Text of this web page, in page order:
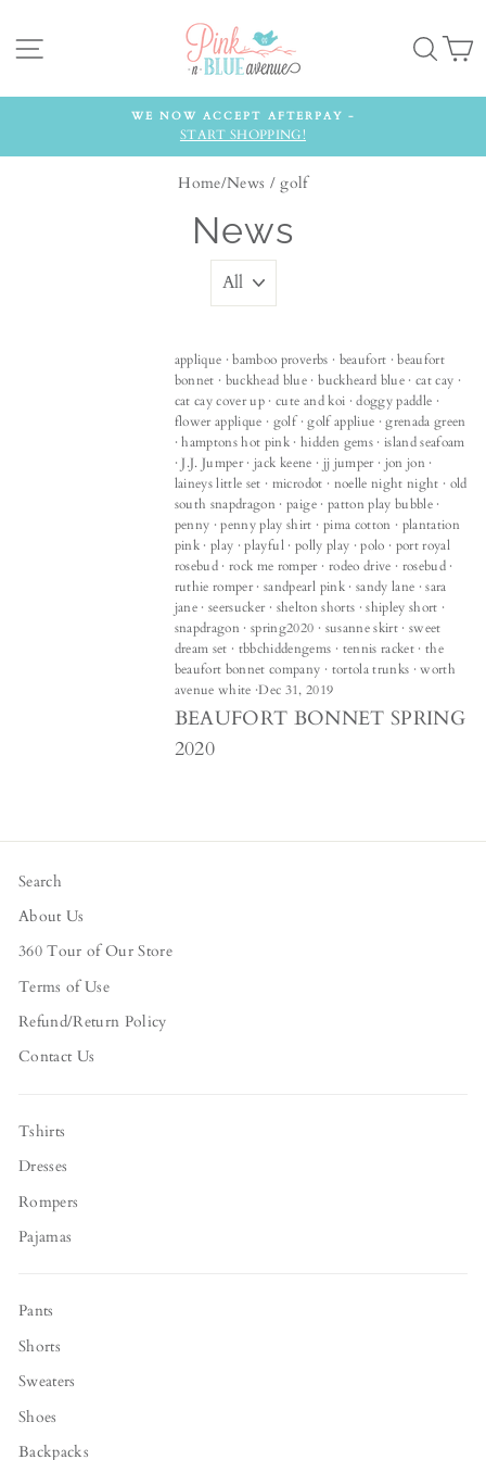
content
WE NOW ACCEPT AFTERPAY -
START SHOPPING!
Home/News / golf
News
applique ·bamboo proverbs · beaufort ·beaufort
bonnet · buckhead blue ·buckheard blue· cat cay ·
cat cay cover up ·cute and koi ·doggy paddle ·
flower applique · golf·golf appliue ·grenada green
·hamptons hot pink ·hidden gems· island seafoam
·J.J. Jumper·jack keene · jj jumper· jon jon ·
laineys little set · microdot · noelle night night · old
south snapdragon ·paige· patton play bubble ·
penny ·penny play shirt · pima cotton · plantation
pink ·play ·playful· polly play ·polo · port royal
rosebud ·rock me romper· rodeo drive · rosebud ·
ruthie romper·sandpearl pink· sandy lane ·sara
jane ·seersucker· shelton shorts ·shipley short ·
snapdragon ·spring2020 · susanne skirt· sweet
dream set · tbbchiddengems · tennis racket· the
beaufort bonnet company · tortola trunks ·worth
avenue white ·Dec 31, 2019
BEAUFORT BONNET SPRING
2020
Search
About Us
360 Tour of Our Store
Terms of Use
Refund/Return Policy
Contact Us
Tshirts
Dresses
Rompers
Pajamas
Pants
Shorts
Sweaters
Shoes
Backpacks